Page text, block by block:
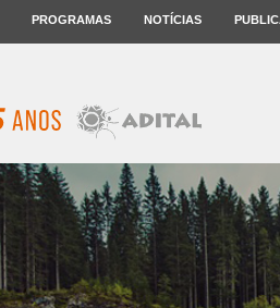
PROGRAMAS NOTÍCIAS